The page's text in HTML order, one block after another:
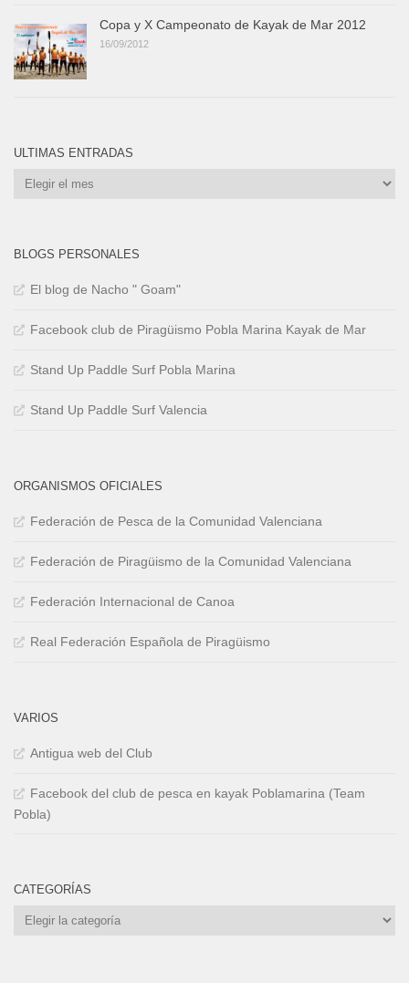
Copa y X Campeonato de Kayak de Mar 2012
16/09/2012
ULTIMAS ENTRADAS
Ultimas
BLOGS PERSONALES
El blog de Nacho " Goam"
Facebook club de Piragüismo Pobla Marina Kayak de Mar
Stand Up Paddle Surf Pobla Marina
Stand Up Paddle Surf Valencia
ORGANISMOS OFICIALES
Federación de Pesca de la Comunidad Valenciana
Federación de Piragüismo de la Comunidad Valenciana
Federación Internacional de Canoa
Real Federación Española de Piragüismo
VARIOS
Antigua web del Club
Facebook del club de pesca en kayak Poblamarina (Team
Pobla)
CATEGORÍAS
Categorías